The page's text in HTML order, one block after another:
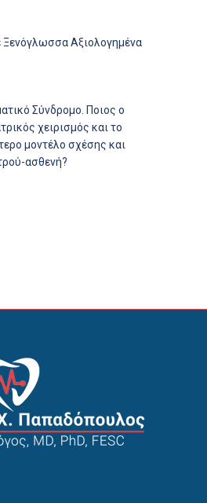
Ξενόγλωσσα Αξιολογημένα
Σύνδρομο. Ποιος ο
χειρισμός και το
μοντέλο σχέσης και
ασθενή?